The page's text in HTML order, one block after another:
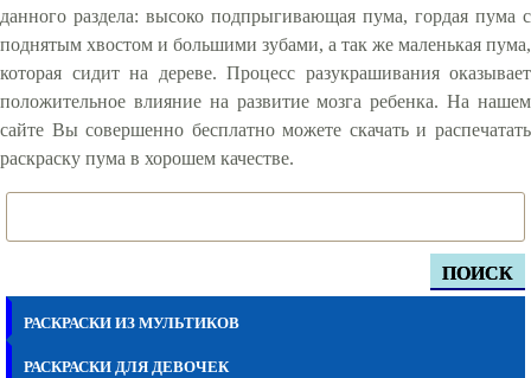
ПОИСК
РАСКРАСКИ ИЗ МУЛЬТИКОВ
РАСКРАСКИ ДЛЯ ДЕВОЧЕК
данного раздела: высоко подпрыгивающая пума, гордая пума с
поднятым хвостом и большими зубами, а так же маленькая пума,
которая сидит на дереве. Процесс разукрашивания оказывает
положительное влияние на развитие мозга ребенка. На нашем
сайте Вы совершенно бесплатно можете скачать и распечатать
раскраску пума в хорошем качестве.